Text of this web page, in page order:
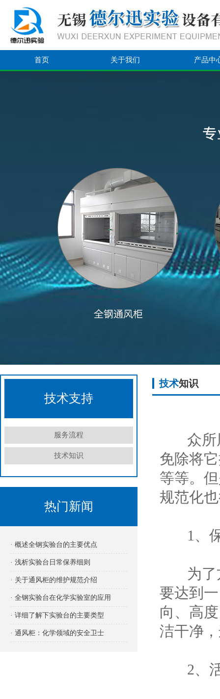
首页 关于我们 产品中
技术支持
服务流程
技术知识
热门新闻
· 概述全钢实验台的主要优点
· 浅析实验台日常保养细则
· 关于通风柜的维护规范介绍
· 全钢实验台在化学实验室的应用
· 详细了解下实验台的主要类型
· 通风柜：化学领域的安全卫士
技术知识
众所周
免除将
等等。
规范化
1、保
为了方
要达到
向、高
洁干净
2、活